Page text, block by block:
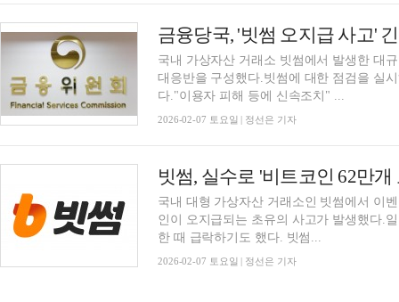
국내 가상자산 거래소 빗썸에서 발생한 대
대응반을 구성했다.빗썸에 대한 점검을 실
다."이용자 피해 등에 신속조치" ...
2026-02-07 토요일 | 정선은 기자
빗썸, 실수로 '비트코인 62만
국내 대형 가상자산 거래소인 빗썸에서 이
인이 오지급되는 초유의 사고가 발생했다.
한 때 급락하기도 했다. 빗썸...
2026-02-07 토요일 | 정선은 기자